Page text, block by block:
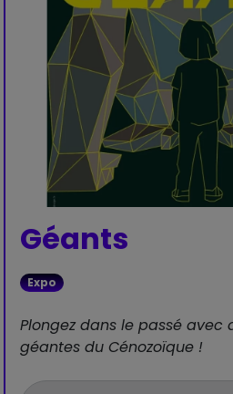
Géants
Expo
Plongez dans le passé avec
géantes du Cénozoïque !